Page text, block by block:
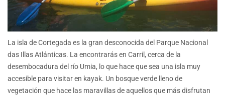
La isla de Cortegada es la gran desconocida del Parque Nacional
das Illas Atlánticas. La encontrarás en Carril, cerca de la
desembocadura del río Umia, lo que hace que sea una isla muy
accesible para visitar en kayak. Un bosque verde lleno de
vegetación que hace las maravillas de aquellos que más disfrutan